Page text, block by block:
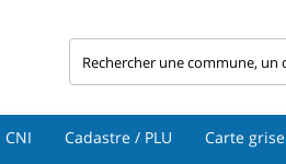
CNI Cadastre / PLU Carte grise